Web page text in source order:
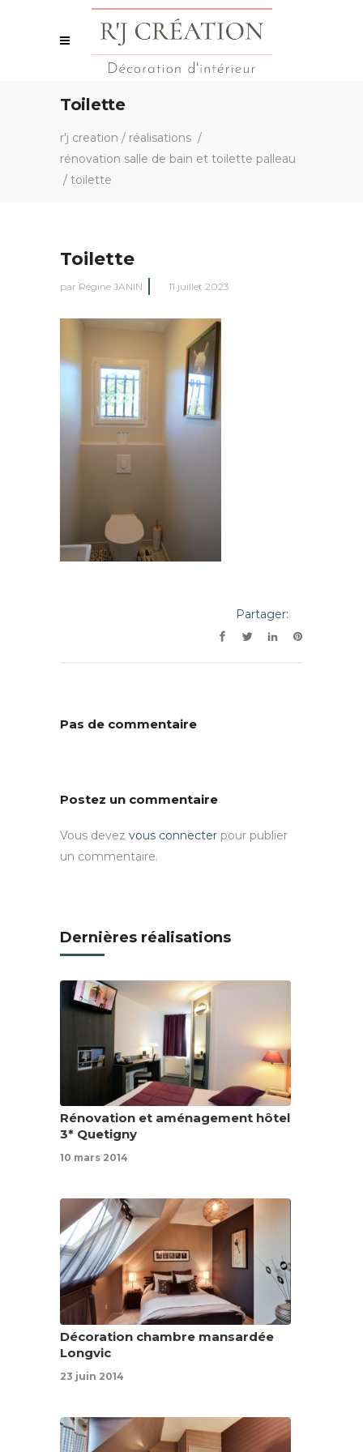
Toilette
r'j creation / réalisations /
rénovation salle de bain et toilette palleau
/ toilette
Toilette
par Régine JANIN 11 juillet 2023
Partager:
Pas de commentaire
Postez un commentaire
Vous devez vous connecter pour publier
un commentaire.
Dernières réalisations
Rénovation et aménagement hôtel
3* Quetigny
10 mars 2014
Décoration chambre mansardée
Longvic
23 juin 2014